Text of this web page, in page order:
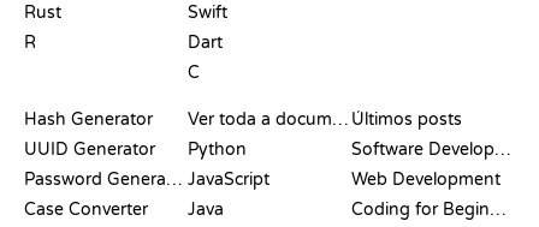
Rust
R
Swift
Dart
C
Hash Generator
UUID Generator
Password Generator
Case Converter
Ver toda a documentação
Python
JavaScript
Java
Últimos posts
Software Development
Web Development
Coding for Beginners